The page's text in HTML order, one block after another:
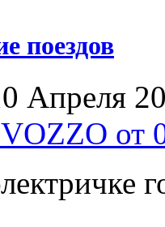
поездов
Апреля
от